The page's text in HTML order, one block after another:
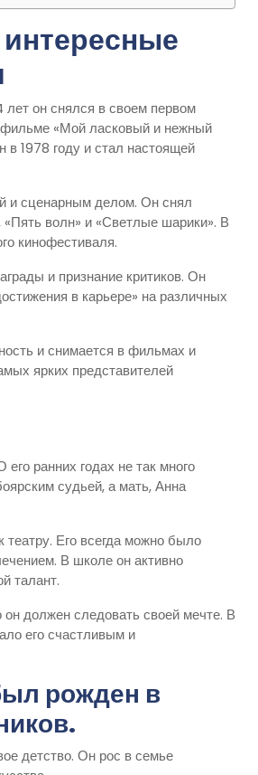
он снялся в своем первом
«Мой ласковый и нежный
1978 году и стал настоящей
и сценарным делом. Он снял
волн» и «Светлые шарики». В
кинофестиваля.
и признание критиков. Он
в карьере» на различных
и снимается в фильмах и
ярких представителей
ранних годах не так много
судьей, а мать, Анна
театру. Его всегда можно было
В школе он активно
талант.
он должен следовать своей мечте. В
его счастливым и
рожден в
детство. Он рос в семье